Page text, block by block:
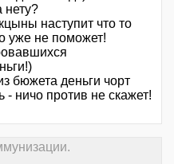
нету?
наступит что то
уже не поможет!
бюжета деньги чорт
ничо против не скажет!